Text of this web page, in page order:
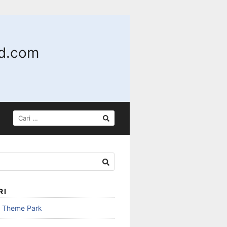
CARI
UNTUK:
Park